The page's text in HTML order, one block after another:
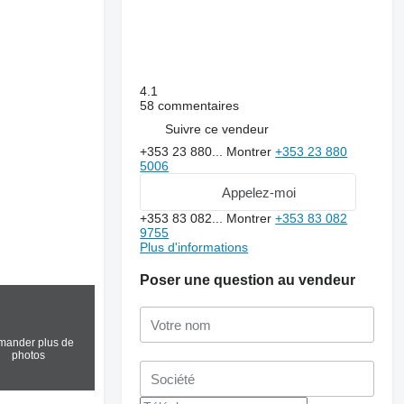
plus de
photos
4.1
58 commentaires
Suivre ce vendeur
+353 23 880... Montrer+353 23 880
5006
Appelez-moi
+353 83 082... Montrer+353 83 082
9755
Plus d'informations
Poser une question au vendeur